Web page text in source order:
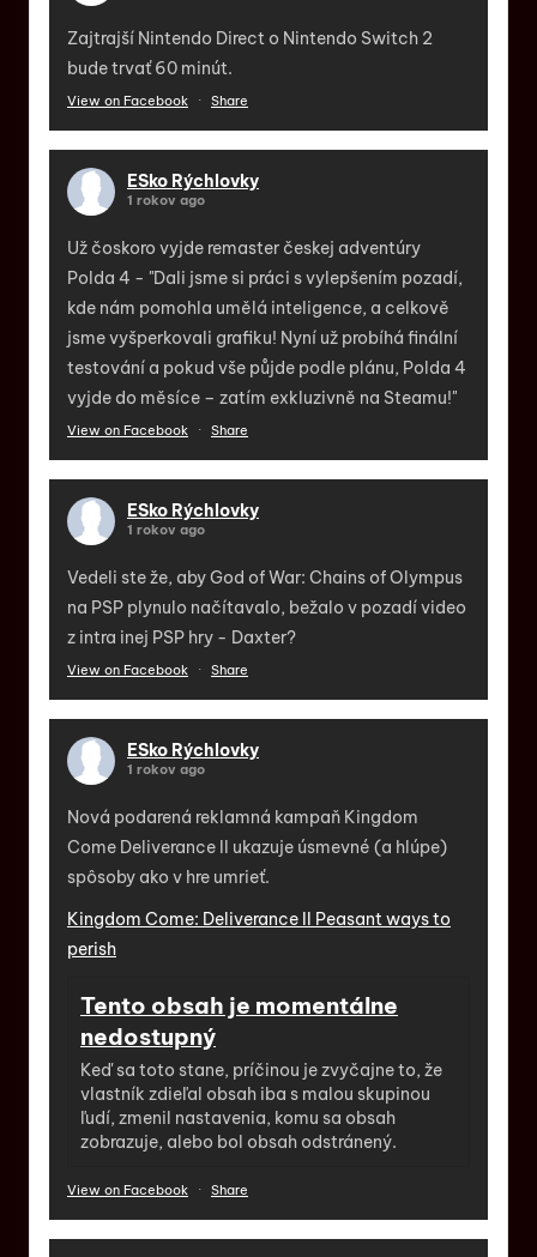
Zajtrajší Nintendo Direct o Nintendo Switch 2
bude trvať 60 minút.
View on Facebook · Share
ESko Rýchlovky
1 rokov ago
Už čoskoro vyjde remaster českej adventúry
Polda 4 - "Dali jsme si práci s vylepšením pozadí,
kde nám pomohla umělá inteligence, a celkově
jsme vyšperkovali grafiku! Nyní už probíhá finální
testování a pokud vše půjde podle plánu, Polda 4
vyjde do měsíce – zatím exkluzivně na Steamu!"
View on Facebook · Share
ESko Rýchlovky
1 rokov ago
Vedeli ste že, aby God of War: Chains of Olympus
na PSP plynulo načítavalo, bežalo v pozadí video
z intra inej PSP hry - Daxter?
View on Facebook · Share
ESko Rýchlovky
1 rokov ago
Nová podarená reklamná kampaň Kingdom
Come Deliverance II ukazuje úsmevné (a hlúpe)
spôsoby ako v hre umrieť.
Kingdom Come: Deliverance II Peasant ways to
perish
Tento obsah je momentálne
nedostupný
Keď sa toto stane, príčinou je zvyčajne to, že
vlastník zdieľal obsah iba s malou skupinou
ľudí, zmenil nastavenia, komu sa obsah
zobrazuje, alebo bol obsah odstránený.
View on Facebook · Share